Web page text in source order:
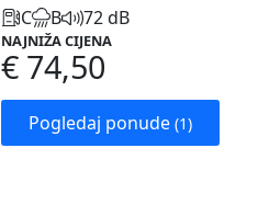
C B 72 dB
NAJNIŽA CIJENA
€ 74,50
Pogledaj ponude (1)